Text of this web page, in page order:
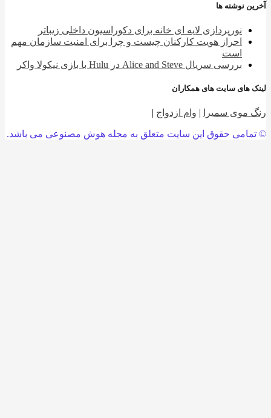
نوشته ها
نورپردازی لایه ای خانه برای دکوراسیون داخلی زیباتر
احراز هویت کارکنان چیست و چرا برای امنیت سازمان مهم
بررسی سریال Alice and Steve در Hulu با بازی نیکولا واکر
های سایت های همکاران
موی سمیرا|وام ازدواج |
حقوق این سایت متعلق به مجله هوش مصنوعی می باشد.